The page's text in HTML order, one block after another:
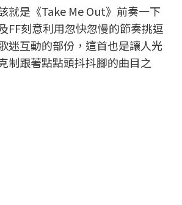
就是《Take Me Out》前奏一下
FF刻意利用忽快忽慢的節奏挑逗
迷互動的部份，這首也是讓人光
制跟著點點頭抖抖腳的曲目之